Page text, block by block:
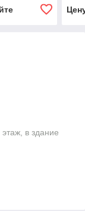
в здание